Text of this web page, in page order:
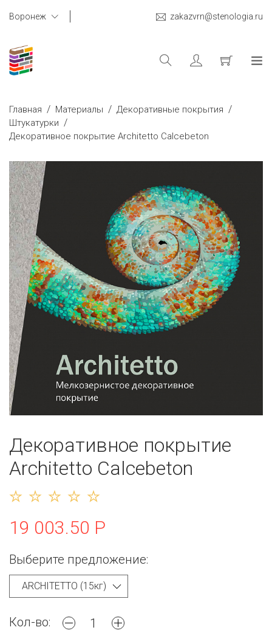
Воронеж zakazvrn@stenologia.ru
Главная / Материалы / Декоративные покрытия /
Штукатурки /
Декоративное покрытие Architetto Calcebeton
Декоративное покрытие
Architetto Calcebeton
19 003.50 Р
Выберите предложение:
Кол-во: